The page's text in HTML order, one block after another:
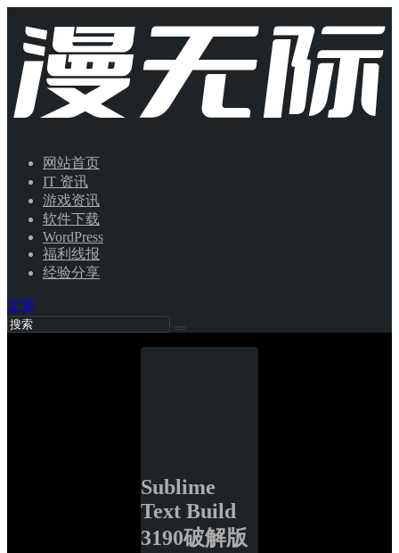
网站首页
IT 资讯
游戏资讯
软件下载
WordPress
福利线报
经验分享
文章
Sublime
Text Build
3190破解版